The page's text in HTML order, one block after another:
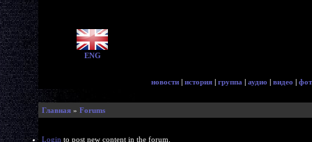
ENG
новости | история | группа | аудио | видео |
Главная » Forums
Login to post new content in the forum.